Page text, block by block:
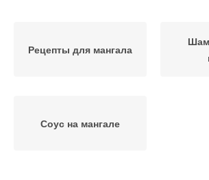
Рецепты для мангала
Соус на мангале